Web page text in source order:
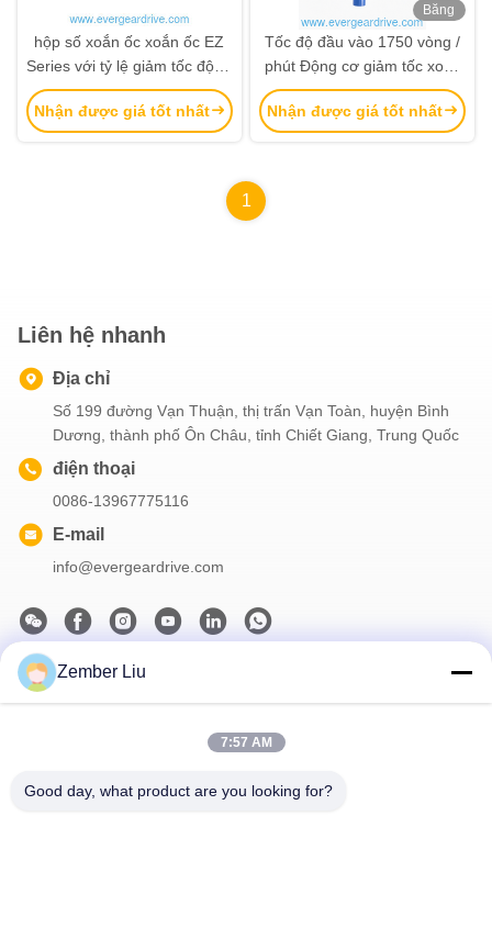
hộp số xoắn ốc xoắn ốc EZ
Series với tỷ lệ giảm tốc độ 2:
1 đến 5:1, Động lực đầu ra
lên đến 5700Nm, và Tiếng ồn
và rung động thấp
Nhận được giá tốt nhất
Băng
Tốc độ đầu vào 1750 vòng /
phút Động cơ giảm tốc xoắn
ốc nội tuyến Giảm một giai
đoạn có trục đầu ra rắn Lý
tưởng cho hệ thống băng tải
Nhận được giá tốt nhất
1
Liên hệ nhanh
Địa chỉ
Số 199 đường Vạn Thuận, thị trấn Vạn Toàn, huyện Bình
Dương, thành phố Ôn Châu, tỉnh Chiết Giang, Trung Quốc
điện thoại
0086-13967775116
E-mail
info@evergeardrive.com
Bản tin của chúng tôi
Zember Liu
7:57 AM
Good day, what product are you looking for?